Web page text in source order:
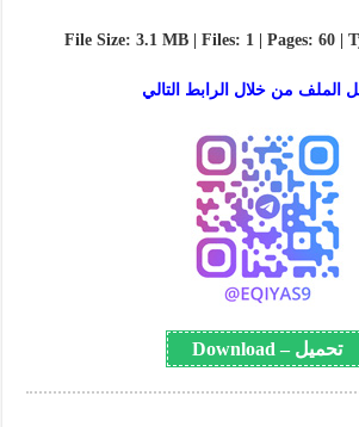
File Size: 3.1 MB | Files: 1 | Pages: 60 |
الملف من خلال الرابط التالي
تحميل – Download